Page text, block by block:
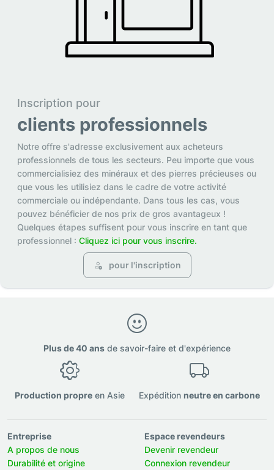
Inscription pour
clients professionnels
Notre offre s'adresse exclusivement aux acheteurs
professionnels de tous les secteurs. Peu importe que vous
commercialisiez des minéraux et des pierres précieuses ou
que vous les utilisiez dans le cadre de votre activité
commerciale ou indépendante. Dans tous les cas, vous
pouvez bénéficier de nos prix de gros avantageux !
Quelques étapes suffisent pour vous inscrire en tant que
professionnel : Cliquez ici pour vous inscrire.
pour l'inscription
Plus de 40 ans de savoir-faire et d'expérience
Production propreen Asie Expédition neutre en carbone
Entreprise
A propos de nous
Durabilité et origine
Espace revendeurs
Devenir revendeur
Connexion revendeur